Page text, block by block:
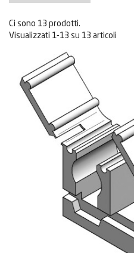
Ci sono 13 prodotti.
Visualizzati 1-13 su 13 articoli